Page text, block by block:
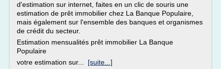
d'estimation sur internet, faites en un clic de souris une
estimation de prêt immobilier chez La Banque Populaire,
mais également sur l'ensemble des banques et organismes
de crédit du secteur.
Estimation mensualités prêt immobilier La Banque
Populaire
votre estimation sur... [suite...]